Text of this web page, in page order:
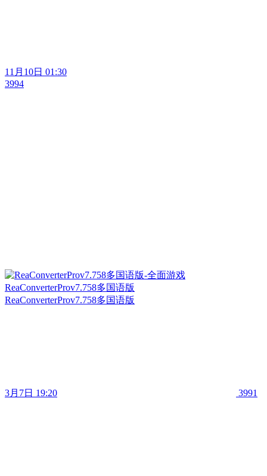
11月10日 01:30
3994
ReaConverterProv7.758多国语版
ReaConverterProv7.758多国语版
3月7日 19:20 3991